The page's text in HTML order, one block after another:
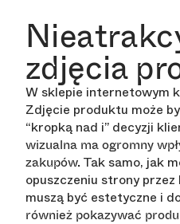
zdjęcia
W sklepie internetowym
Zdjęcie produktu może
“kropką nad i” decyzji
wizualna ma ogromny
zakupów. Tak samo, jak
opuszczeniu strony
muszą być estetyczne i
również pokazywać